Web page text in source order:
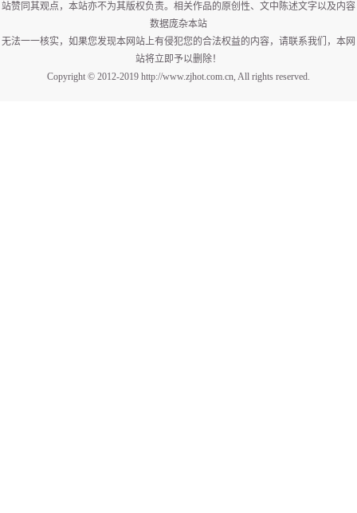
站赞同其观点，本站亦不为其版权负责。相关作品的原创性、文中陈述文字以及内容
数据庞杂本站
无法一一核实，如果您发现本网站上有侵犯您的合法权益的内容，请联系我们，本网
站将立即予以删除！
Copyright © 2012-2019 http://www.zjhot.com.cn, All rights reserved.